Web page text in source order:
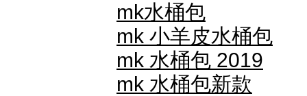
mk水桶包
mk 小羊皮水桶包
mk 水桶包 2019
mk 水桶包新款